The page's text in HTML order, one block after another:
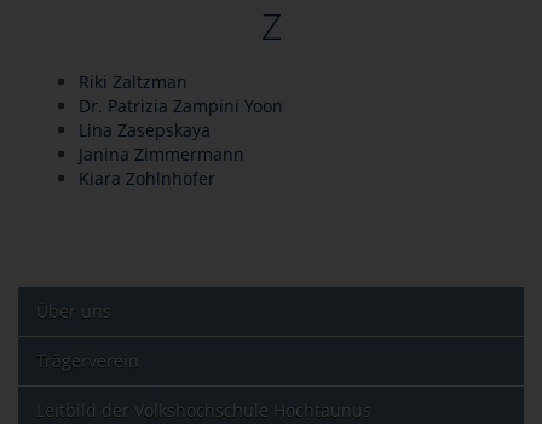
Z
Riki Zaltzman
Dr. Patrizia Zampini Yoon
Lina Zasepskaya
Janina Zimmermann
Kiara Zohlnhöfer
Über uns
Trägerverein
Leitbild der Volkshochschule Hochtaunus